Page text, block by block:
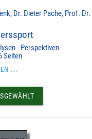
Dr. Dieter Pache, Prof.
- Perspektiven
Seiten
...